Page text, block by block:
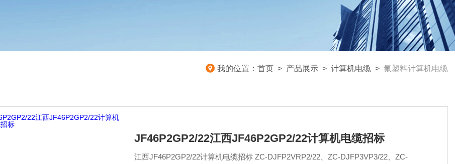
我的位置： 首页 > 产品展示 > 计算机电缆 > 氟塑料计算机电缆
JF46P2GP2/22江西JF46P2GP2/22计算机电缆招标
江西JF46P2GP2/22计算机电缆招标 ZC-DJFP2VRP2/22、ZC-DJFP3VP3/22、ZC-